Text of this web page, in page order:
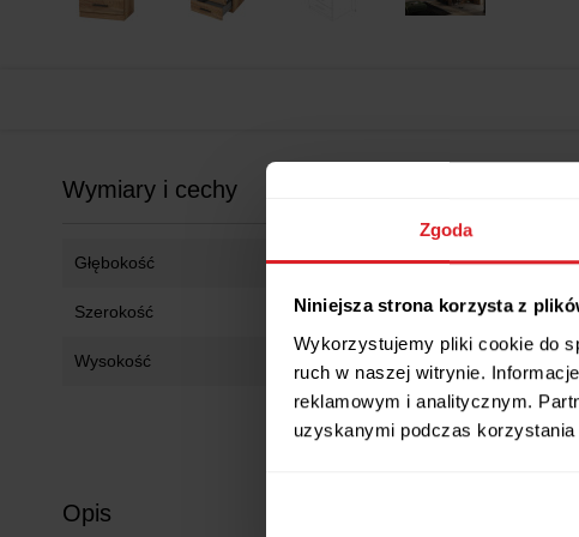
Zgoda
Niniejsza strona korzysta z
Wykorzystujemy pliki cookie do
ruch w naszej witrynie.
reklamowym i analitycznym.
uzyskanymi podczas korzystania
Wymiary i cechy
Głębokość 41 cm
Szerokość 46 cm
Wysokość
Opis